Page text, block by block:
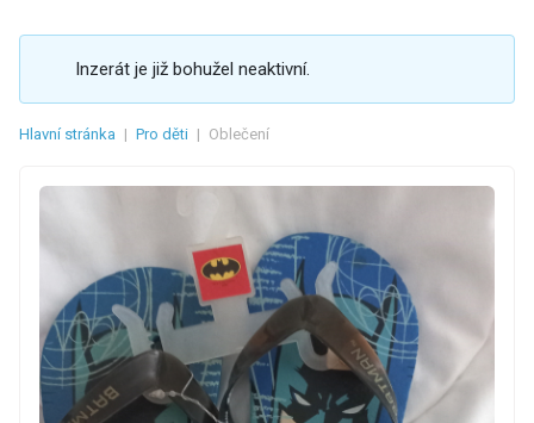
Inzerát je již bohužel neaktivní.
Hlavní stránka | Pro děti | Oblečení